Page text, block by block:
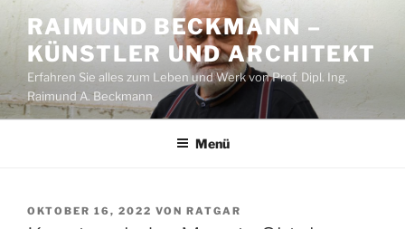
Inhalt
springen
RAIMUND BECKMANN –
KÜNSTLER UND ARCHITEKT
Erfahren Sie alles zum Leben und Werk von Prof. Dipl. Ing.
Raimund A. Beckmann
Menü
VERÖFFENTLICHT
AM
OKTOBER 16, 2022 VON RATGAR